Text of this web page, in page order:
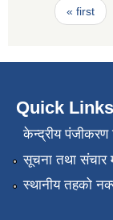
Pages
« first
Quick Links
केन्द्रीय पंजीकरण
सूचना तथा संचार
स्थानीय तहको